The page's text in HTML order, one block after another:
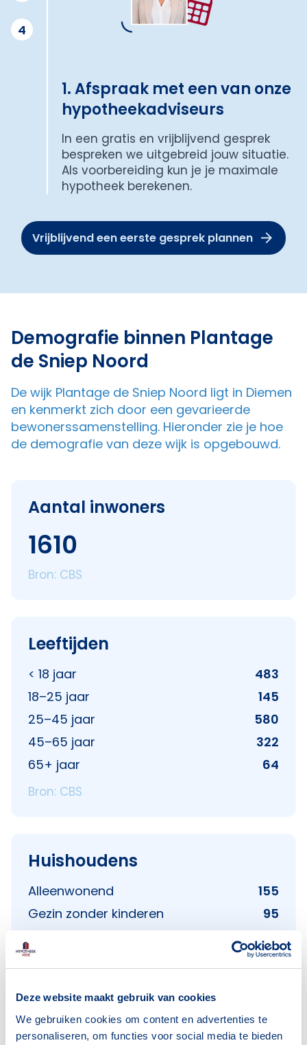
Deze website maakt gebruik van cookies
We gebruiken cookies om content en advertenties te
personaliseren, om functies voor social media te bieden
4
1. Afspraak met een van onze
hypotheekadviseurs
In een gratis en vrijblijvend gesprek
bespreken we uitgebreid jouw situatie.
Als voorbereiding kun je je maximale
hypotheek berekenen.
Vrijblijvend een eerste gesprek plannen
Demografie binnen Plantage
de Sniep Noord
De wijk Plantage de Sniep Noord ligt in Diemen
en kenmerkt zich door een gevarieerde
bewonerssamenstelling. Hieronder zie je hoe
de demografie van deze wijk is opgebouwd.
Aantal inwoners
1610
Bron: CBS
Leeftijden
< 18 jaar
483
18–25 jaar
145
25–45 jaar
580
45–65 jaar
322
65+ jaar
64
Bron: CBS
Huishoudens
Alleenwonend
155
Gezin zonder kinderen
95
Gezin met kinderen
345